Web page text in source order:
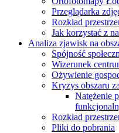
Przeglądarka
Rozkład
Jak korzystać z
Analiza zjawisk na
Spójność
Wizerunek
Ożywienie
Kryzys obszaru
Natężenie
Rozkład
Pliki do pobrania